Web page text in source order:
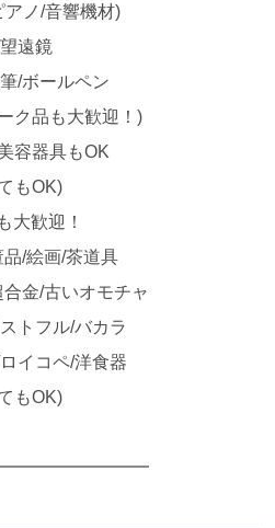
アノ/音響機材)
遠鏡
/ボールペン
ク品も大歓迎！)
容器具もOK
もOK)
大歓迎！
品/絵画/茶道具
合金/古いオモチャ
トフル/バカラ
イコペ/洋食器
もOK)